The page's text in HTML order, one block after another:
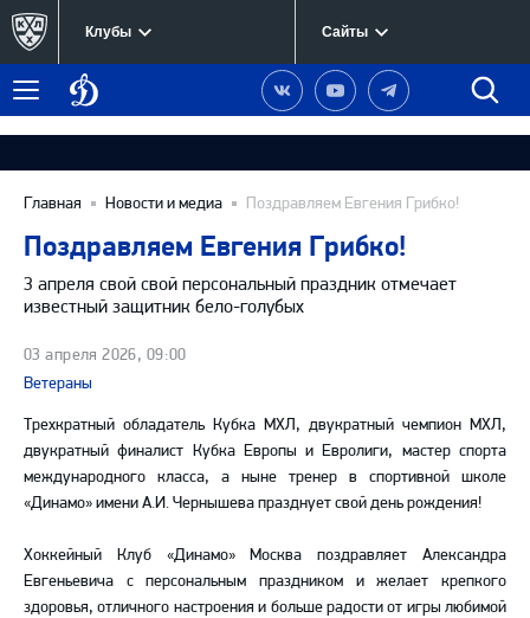
Клубы Сайты
Меню
Динамо
Москва
Наша
группа
Вконтакте
Наш
канал
YouTube
Наш
канал
Telegram
Главная Новости и медиа Поздравляем Евгения Грибко!
Поздравляем Евгения Грибко!
3 апреля свой свой персональный праздник отмечает
известный защитник бело-голубых
03 апреля 2026, 09:00
Ветераны
Трехкратный обладатель Кубка МХЛ, двукратный чемпион МХЛ,
двукратный финалист Кубка Европы и Евролиги, мастер спорта
международного класса, а ныне тренер в спортивной школе
«Динамо» имени А.И. Чернышева празднует свой день рождения!
Хоккейный Клуб «Динамо» Москва поздравляет Александра
Евгеньевича с персональным праздником и желает крепкого
здоровья, отличного настроения и больше радости от игры любимой